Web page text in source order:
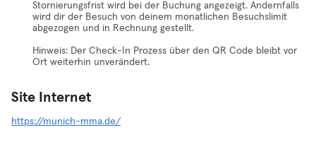
Stornierungsfrist wird bei der Buchung angezeigt. Andernfalls
wird dir der Besuch von deinem monatlichen Besuchslimit
abgezogen und in Rechnung gestellt.
Hinweis: Der Check-In Prozess über den QR Code bleibt vor
Ort weiterhin unverändert.
Site Internet
https://munich-mma.de/